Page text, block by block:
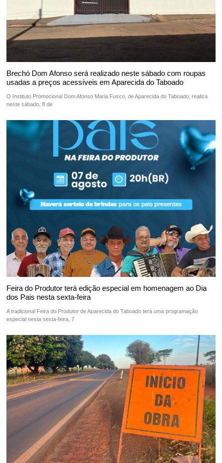
Brechó Dom Afonso será realizado neste sábado com roupas
usadas a preços acessíveis em Aparecida do Taboado
O Instituto Promocional Dom Afonso Maria Fusco, de Aparecida do Taboado, realiza
neste sábado, 8 de
Feira do Produtor terá edição especial em homenagem ao Dia
dos Pais nesta sexta-feira
A tradicional Feira do Produtor de Aparecida do Taboado terá uma programação
especial nesta sexta-feira, 7